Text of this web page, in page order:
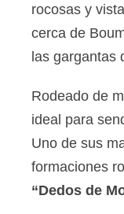
rocosas y
cerca de
las gargantas
Rodeado de
ideal para
Uno de sus
formaciones
“Dedos de